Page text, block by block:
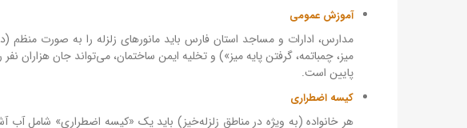
آموزش عمومی
مدارس، ادارات و مساجد استان فارس باید مانورهای زلزله را به صورت
میز، چمباتمه، گرفتن پایه میز») و تخلیه ایمن ساختمان، می‌تواند جان هزاران
پایین است.
کیسه اضطراری